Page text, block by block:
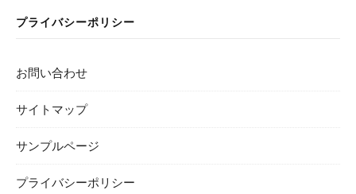
プライバシーポリシー
お問い合わせ
サイトマップ
サンプルページ
プライバシーポリシー